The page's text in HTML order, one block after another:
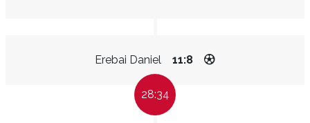
Erebai Daniel 11:8
28:34